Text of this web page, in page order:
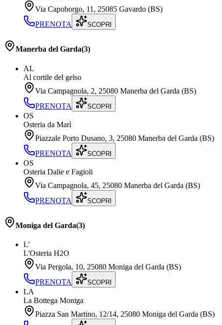
Via Capoborgo, 11, 25085 Gavardo (BS)
PRENOTA
SCOPRI
Manerba del Garda(3)
AL
Al cortile del gelso
Via Campagnola, 2, 25080 Manerba del Garda (BS)
PRENOTA
SCOPRI
OS
Osteria da Marì
Piazzale Porto Dusano, 3, 25080 Manerba del Garda (BS)
PRENOTA
SCOPRI
OS
Osteria Dalie e Fagioli
Via Campagnola, 45, 25080 Manerba del Garda (BS)
PRENOTA
SCOPRI
Moniga del Garda(3)
L'
L'Osteria H2O
Via Pergola, 10, 25080 Moniga del Garda (BS)
PRENOTA
SCOPRI
LA
La Bottega Moniga
Piazza San Martino, 12/14, 25080 Moniga del Garda (BS)